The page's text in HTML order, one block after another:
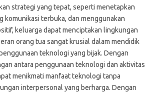
strategi yang tepat, seperti menetapkan
komunikasi terbuka, dan menggunakan
keluarga dapat menciptakan lingkungan
orang tua sangat krusial dalam mendidik
teknologi yang bijak. Dengan
antara penggunaan teknologi dan aktivitas
menikmati manfaat teknologi tanpa
interpersonal yang berharga. Dengan